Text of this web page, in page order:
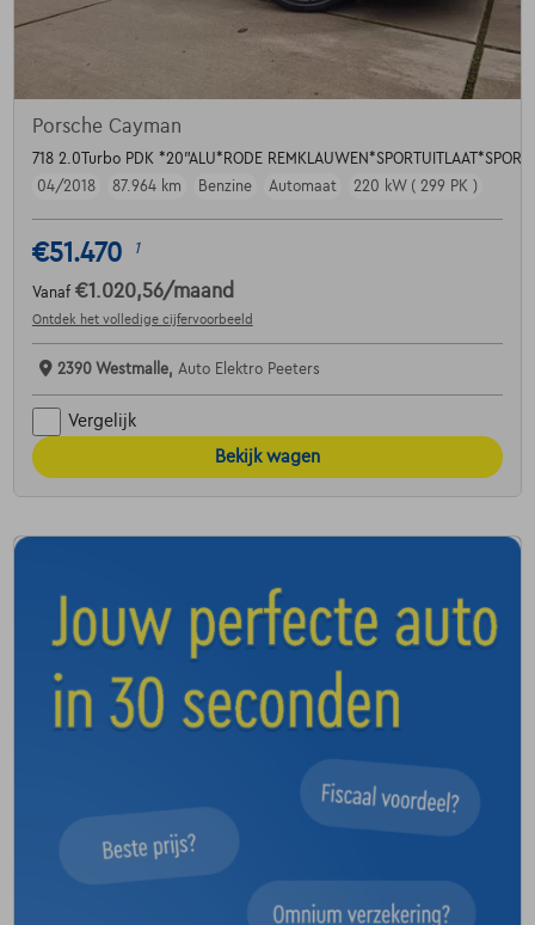
Porsche Cayman
718 2.0Turbo PDK *20"ALU*RODE
04/2018
87.964 km Benzine Automaat 220 kW ( 299 PK )
€51.470 1
Vanaf €1.020,56/maand
Ontdek het volledige cijfervoorbeeld
2390 Westmalle, Auto Elektro Peeters
Vergelijk
Bekijk wagen